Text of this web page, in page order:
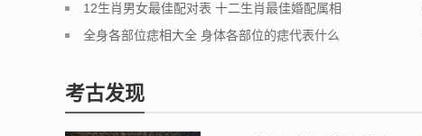
12生肖男女最佳配对表 十二生肖最佳婚配属相
全身各部位痣相大全 身体各部位的痣代表什么
考古发现